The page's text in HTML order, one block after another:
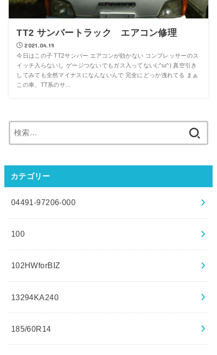
TT2 サンバートラック エアコン修理
2021.04.19
今日はこの子 TT2サンバー エアコンが効かない コンプレッサーのス
イッチ入らないし ゲージつないでもガス入ってない(;^ω^) 真空引き
してみても全然マイナスになんないんで 完全にどっか洩れてる まぁ
この車、TT系のサ...
索:
カテゴリー
04491-97206-000
100
102HWforBIZ
13294KA240
185/60R14